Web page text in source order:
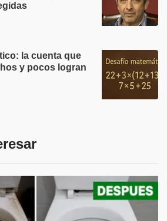
la cuenta que
y pocos logran